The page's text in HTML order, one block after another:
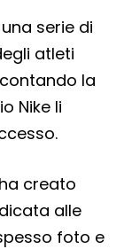
serie di
atleti
la
Nike li
creato
alle
foto e